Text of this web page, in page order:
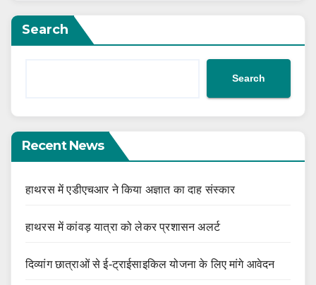
Search
Search
Recent News
हाथरस में एडीएचआर ने किया अज्ञात का दाह संस्कार
हाथरस में कांवड़ यात्रा को लेकर प्रशासन अलर्ट
दिव्यांग छात्राओं से ई-ट्राईसाइकिल योजना के लिए मांगे आवेदन